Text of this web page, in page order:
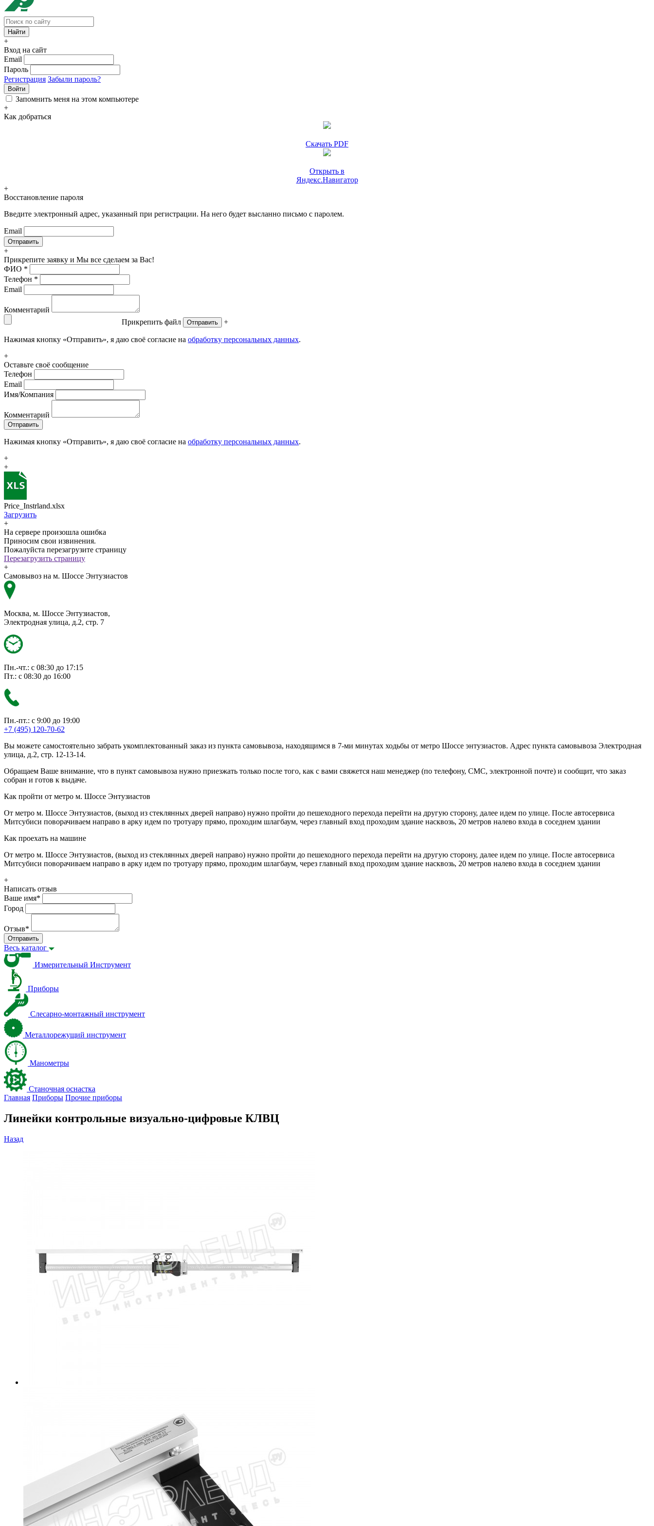
+
Вход на сайт
Email
Пароль
Регистрация Забыли пароль?
Войти
Запомнить меня на этом компьютере
+
Как добраться
Скачать PDF
Открыть в
Яндекс.Навигатор
+
Восстановление пароля
Введите электронный адрес, указанный при регистрации. На него будет высланно письмо с паролем.
Email
+
Прикрепите заявку и Мы все сделаем за Вас!
ФИО *
Телефон *
Email
Комментарий
Прикрепить файл
Отправить +
Нажимая кнопку «Отправить», я даю своё согласие на обработку персональных данных.
+
Оставьте своё сообщение
Телефон
Email
Имя/Компания
Комментарий
Отправить
Нажимая кнопку «Отправить», я даю своё согласие на обработку персональных данных.
+
+
Price_Instrland.xlsx
Загрузить
+
На сервере произошла ошибка
Приносим свои извинения.
Пожалуйста перезагрузите страницу
Перезагрузить страницу
+
Самовывоз на м. Шоссе Энтузиастов
Москва, м. Шоссе Энтузиастов,
Электродная улица, д.2, стр. 7
Пн.-чт.: с 08:30 до 17:15
Пт.: с 08:30 до 16:00
Пн.-пт.: с 9:00 до 19:00
+7 (495) 120-70-62
Вы можете самостоятельно забрать укомплектованный заказ из пункта самовывоза, находящимся в 7-ми минутах ходьбы от метро Шоссе энтузиастов. Адрес пункта самовывоза Электродная
улица, д.2, стр. 12-13-14.
Обращаем Ваше внимание, что в пункт самовывоза нужно приезжать только после того, как с вами свяжется наш менеджер (по телефону, СМС, электронной почте) и сообщит, что заказ
собран и готов к выдаче.
Как пройти от метро м. Шоссе Энтузиастов
От метро м. Шоссе Энтузиастов, (выход из стеклянных дверей направо) нужно пройти до пешеходного перехода перейти на другую сторону, далее идем по улице. После автосервиса
Митсубиси поворачиваем направо в арку идем по тротуару прямо, проходим шлагбаум, через главный вход проходим здание насквозь, 20 метров налево входа в соседнем здании
Как проехать на машине
От метро м. Шоссе Энтузиастов, (выход из стеклянных дверей направо) нужно пройти до пешеходного перехода перейти на другую сторону, далее идем по улице. После автосервиса
Митсубиси поворачиваем направо в арку идем по тротуару прямо, проходим шлагбаум, через главный вход проходим здание насквозь, 20 метров налево входа в соседнем здании
+
Написать отзыв
Ваше имя*
Город
Отзыв*
Отправить
Весь каталог
Измерительный Инструмент
Приборы
Слесарно-монтажный инструмент
Металлорежущий инструмент
Манометры
Станочная оснастка
Главная Приборы Прочие приборы
Линейки контрольные визуально-цифровые КЛВЦ
Назад